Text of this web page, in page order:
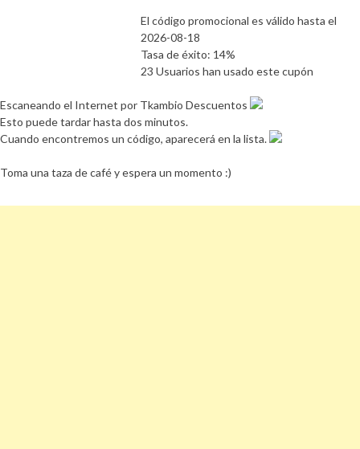
El código promocional es válido hasta el
2026-08-18
Tasa de éxito: 14%
23 Usuarios han usado este cupón
Escaneando el Internet por Tkambio Descuentos
Esto puede tardar hasta dos minutos.
Cuando encontremos un código, aparecerá en la lista.
Toma una taza de café y espera un momento :)